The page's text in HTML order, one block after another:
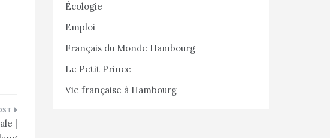
|
Écologie
Emploi
Français du Monde Hambourg
Le Petit Prince
Vie française à Hambourg